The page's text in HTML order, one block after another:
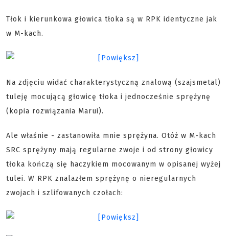
Tłok i kierunkowa głowica tłoka są w RPK identyczne jak
w M-kach.
Na zdjęciu widać charakterystyczną znalową (szajsmetal)
tuleję mocującą głowicę tłoka i jednocześnie sprężynę
(kopia rozwiązania Marui).
Ale właśnie - zastanowiła mnie sprężyna. Otóż w M-kach
SRC sprężyny mają regularne zwoje i od strony głowicy
tłoka kończą się haczykiem mocowanym w opisanej wyżej
tulei. W RPK znalazłem sprężynę o nieregularnych
zwojach i szlifowanych czołach: